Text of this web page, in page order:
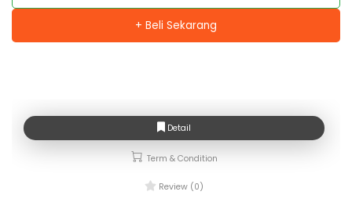
+ Beli Sekarang
Detail
Term & Condition
Review (0)